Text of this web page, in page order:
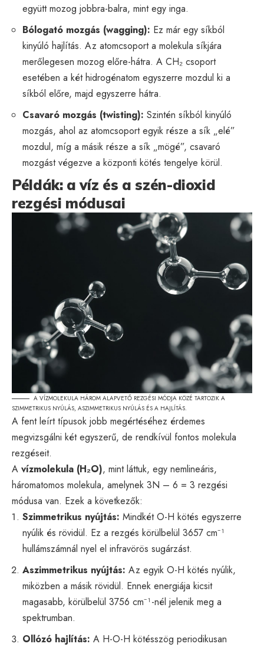
együtt mozog jobbra-balra, mint egy inga.
Bólogató mozgás (wagging): Ez már egy síkból
kinyúló hajlítás. Az atomcsoport a molekula síkjára
merőlegesen mozog előre-hátra. A CH₂ csoport
esetében a két hidrogénatom egyszerre mozdul ki a
síkból előre, majd egyszerre hátra.
Csavaró mozgás (twisting): Szintén síkból kinyúló
mozgás, ahol az atomcsoport egyik része a sík „elé”
mozdul, míg a másik része a sík „mögé”, csavaró
mozgást végezve a központi kötés tengelye körül.
Példák: a víz és a szén-dioxid
rezgési módusai
A VÍZMOLEKULA HÁROM ALAPVETŐ REZGÉSI MÓDJA KÖZÉ TARTOZIK A
SZIMMETRIKUS NYÚLÁS, ASZIMMETRIKUS NYÚLÁS ÉS A HAJLÍTÁS.
A fent leírt típusok jobb megértéséhez érdemes
megvizsgálni két egyszerű, de rendkívül fontos molekula
rezgéseit.
A vízmolekula (H₂O), mint láttuk, egy nemlineáris,
háromatomos molekula, amelynek 3N – 6 = 3 rezgési
módusa van. Ezek a következők:
Szimmetrikus nyújtás: Mindkét O-H kötés egyszerre
nyúlik és rövidül. Ez a rezgés körülbelül 3657 cm⁻¹
hullámszámnál nyel el infravörös sugárzást.
Aszimmetrikus nyújtás: Az egyik O-H kötés nyúlik,
miközben a másik rövidül. Ennek energiája kicsit
magasabb, körülbelül 3756 cm⁻¹-nél jelenik meg a
spektrumban.
Ollózó hajlítás: A H-O-H kötésszög periodikusan